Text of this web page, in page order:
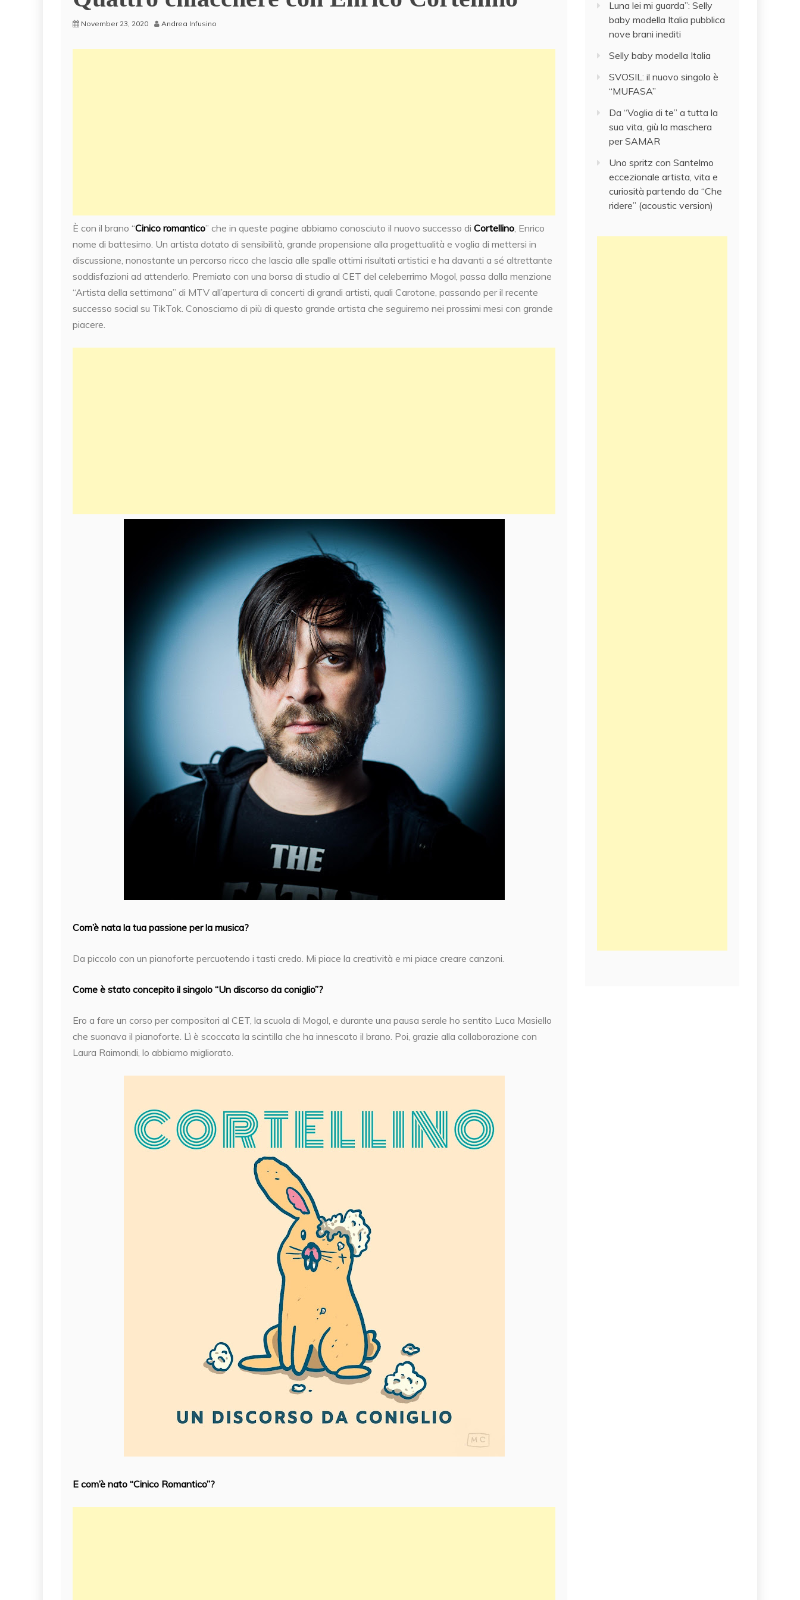
November 23, 2020 Andrea Infusino
È con il brano “Cinico romantico” che in queste pagine abbiamo conosciuto il nuovo successo di Cortellino, Enrico
nome di battesimo. Un artista dotato di sensibilità, grande propensione alla progettualità e voglia di mettersi in
discussione, nonostante un percorso ricco che lascia alle spalle ottimi risultati artistici e ha davanti a sé altrettante
soddisfazioni ad attenderlo. Premiato con una borsa di studio al CET del celeberrimo Mogol, passa dalla menzione
“Artista della settimana” di MTV all’apertura di concerti di grandi artisti, quali Carotone, passando per il recente
successo social su TikTok. Conosciamo di più di questo grande artista che seguiremo nei prossimi mesi con grande
piacere.
Com’è nata la tua passione per la musica?
Da piccolo con un pianoforte percuotendo i tasti credo. Mi piace la creatività e mi piace creare canzoni.
Come è stato concepito il singolo “Un discorso da coniglio”?
Ero a fare un corso per compositori al CET, la scuola di Mogol, e durante una pausa serale ho sentito Luca Masiello
che suonava il pianoforte. Lì è scoccata la scintilla che ha innescato il brano. Poi, grazie alla collaborazione con
Laura Raimondi, lo abbiamo migliorato.
E com’è nato “Cinico Romantico”?
Luna lei mi guarda”: Selly
baby modella Italia pubblica
nove brani inediti
Selly baby modella Italia
SVOSIL: il nuovo singolo è
“MUFASA”
Da “Voglia di te” a tutta la
sua vita, giù la maschera
per SAMAR
Uno spritz con Santelmo
eccezionale artista, vita e
curiosità partendo da “Che
ridere” (acoustic version)